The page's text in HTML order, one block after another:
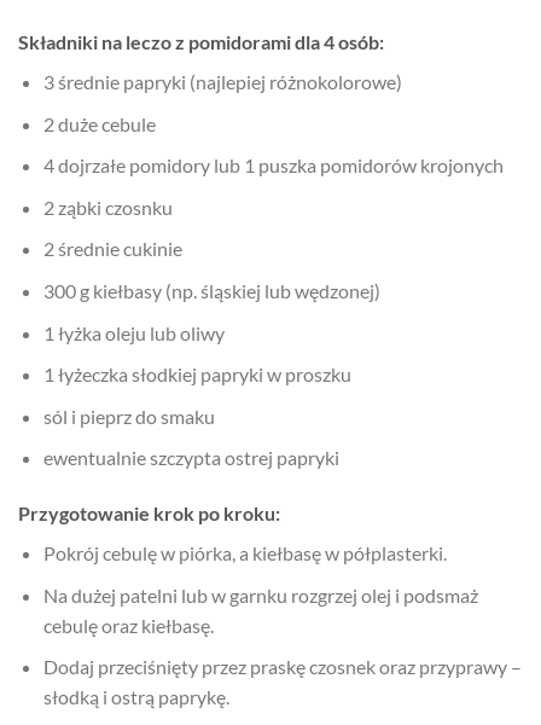
Składniki na leczo z pomidorami dla 4 osób:
3 średnie papryki (najlepiej różnokolorowe)
2 duże cebule
4 dojrzałe pomidory lub 1 puszka pomidorów krojonych
2 ząbki czosnku
2 średnie cukinie
300 g kiełbasy (np. śląskiej lub wędzonej)
1 łyżka oleju lub oliwy
1 łyżeczka słodkiej papryki w proszku
sól i pieprz do smaku
ewentualnie szczypta ostrej papryki
Przygotowanie krok po kroku:
Pokrój cebulę w piórka, a kiełbasę w półplasterki.
Na dużej patelni lub w garnku rozgrzej olej i podsmaż
cebulę oraz kiełbasę.
Dodaj przeciśnięty przez praskę czosnek oraz przyprawy –
słodką i ostrą paprykę.